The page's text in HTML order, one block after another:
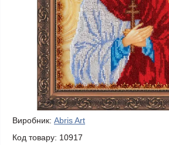
Виробник: Abris Art
Код товару: 10917